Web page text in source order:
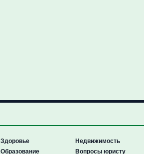
Здоровье
Образование
Недвижимость
Вопросы юристу